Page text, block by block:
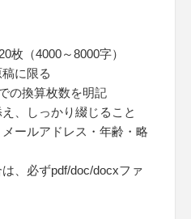
枚（4000～8000字）
に限る
の換算枚数を明記
、しっかり綴じること
ールアドレス・年齢・略
、必ずpdf/doc/docxファ